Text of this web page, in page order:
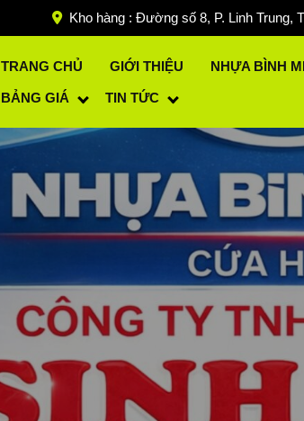
Kho hàng : Đường số 8, P. Linh Trung,
TRANG CHỦ GIỚI THIỆU NHỰA BÌNH
BẢNG GIÁ TIN TỨC